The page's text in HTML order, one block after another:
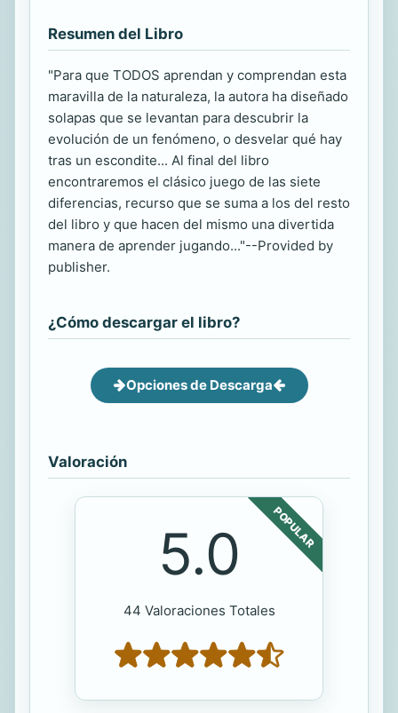
Resumen del Libro
"Para que TODOS aprendan y comprendan esta
maravilla de la naturaleza, la autora ha diseñado
solapas que se levantan para descubrir la
evolución de un fenómeno, o desvelar qué hay
tras un escondite... Al final del libro
encontraremos el clásico juego de las siete
diferencias, recurso que se suma a los del resto
del libro y que hacen del mismo una divertida
manera de aprender jugando..."--Provided by
publisher.
¿Cómo descargar el libro?
Opciones de Descarga
Valoración
POPULAR
5.0
44 Valoraciones Totales